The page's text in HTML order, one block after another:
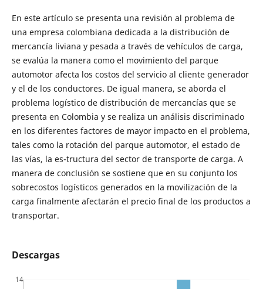
En este artículo se presenta una revisión al problema de
una empresa colombiana dedicada a la distribución de
mercancía liviana y pesada a través de vehículos de carga,
se evalúa la manera como el movimiento del parque
automotor afecta los costos del servicio al cliente generador
y el de los conductores. De igual manera, se aborda el
problema logístico de distribución de mercancías que se
presenta en Colombia y se realiza un análisis discriminado
en los diferentes factores de mayor impacto en el problema,
tales como la rotación del parque automotor, el estado de
las vías, la es-tructura del sector de transporte de carga. A
manera de conclusión se sostiene que en su conjunto los
sobrecostos logísticos generados en la movilización de la
carga finalmente afectarán el precio final de los productos a
transportar.
Descargas